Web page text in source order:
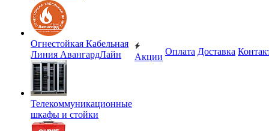
Огнестойкая Кабельная
Линия АвангардЛайн
Телекоммуникационные
шкафы и стойки
Акции
Оплата Доставка